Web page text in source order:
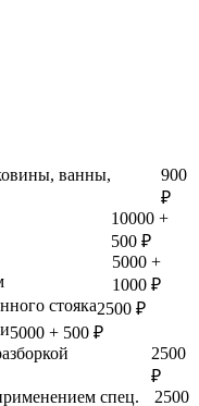
ванны,
900
₽
10000 +
500 ₽
5000 +
1000 ₽
стояка2500 ₽
5000 + 500 ₽
2500
₽
спец.
2500